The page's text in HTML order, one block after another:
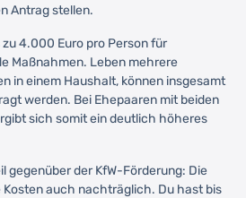
Antrag stellen.
4.000 Euro pro Person für
Maßnahmen. Leben mehrere
in einem Haushalt, können insgesamt
werden. Bei Ehepaaren mit beiden
sich somit ein deutlich höheres
gegenüber der KfW-Förderung: Die
auch nachträglich. Du hast bis